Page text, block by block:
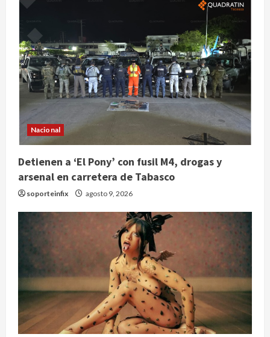
Nacional
Detienen a ‘El Pony’ con fusil M4, drogas y
arsenal en carretera de Tabasco
soporteinfix agosto 9, 2026